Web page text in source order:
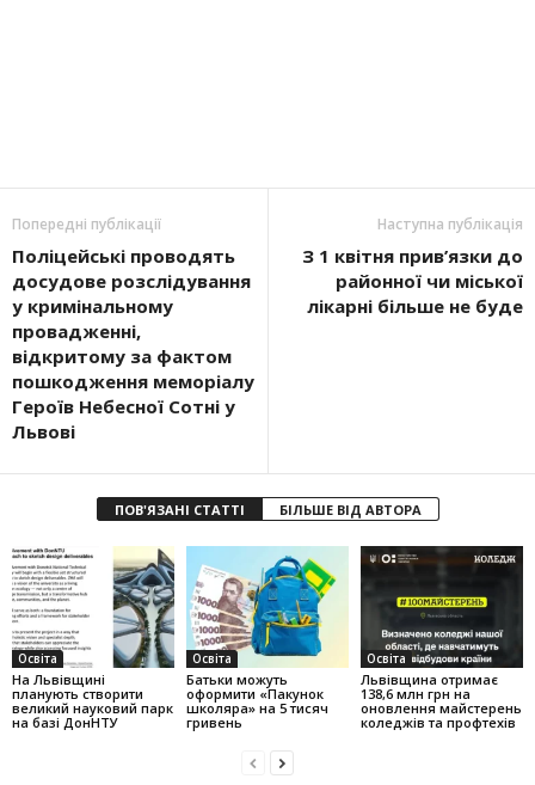
Попередні публікації
Поліцейські проводять
досудове розслідування
у кримінальному
провадженні,
відкритому за фактом
пошкодження меморіалу
Героїв Небесної Сотні у
Львові
Наступна публікація
З 1 квітня прив’язки до
районної чи міської
лікарні більше не буде
ПОВ'ЯЗАНІ СТАТТІ БІЛЬШЕ ВІД АВТОРА
Освіта
На Львівщині
планують створити
великий науковий парк
на базі ДонНТУ
Освіта
Батьки можуть
оформити «Пакунок
школяра» на 5 тисяч
гривень
Освіта
Львівщина отримає
138,6 млн грн на
оновлення майстерень
коледжів та профтехів